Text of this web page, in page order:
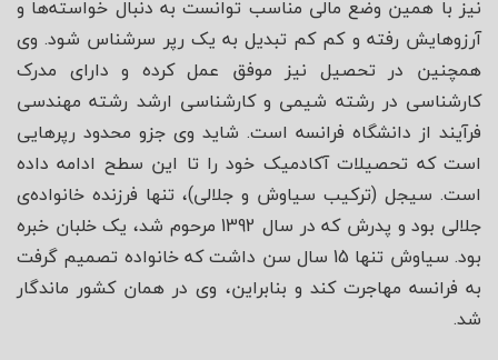
نیز با همین وضع مالی مناسب توانست به دنبال خواسته‌ها و
آرزوهایش رفته و کم کم تبدیل به یک رپر سرشناس شود. وی
همچنین در تحصیل نیز موفق عمل کرده و دارای مدرک
کارشناسی در رشته شیمی و کارشناسی ارشد رشته مهندسی
فرآیند از دانشگاه فرانسه است. شاید وی جزو محدود رپرهایی
است که تحصیلات آکادمیک خود را تا این سطح ادامه داده
است. سیجل (ترکیب سیاوش و جلالی)، تنها فرزنده خانواده‌ی
جلالی بود و پدرش که در سال 1392 مرحوم شد، یک خلبان خبره
بود. سیاوش تنها 15 سال سن داشت که خانواده تصمیم گرفت
به فرانسه مهاجرت کند و بنابراین، وی در همان کشور ماندگار
شد.